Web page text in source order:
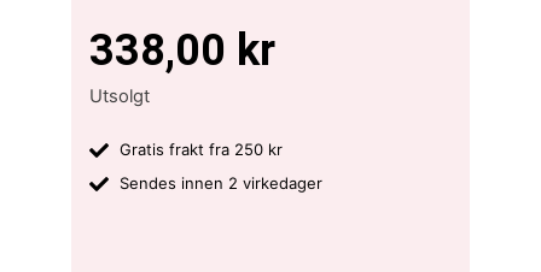
338,00 kr
Utsolgt
Gratis frakt fra 250 kr
Sendes innen 2 virkedager